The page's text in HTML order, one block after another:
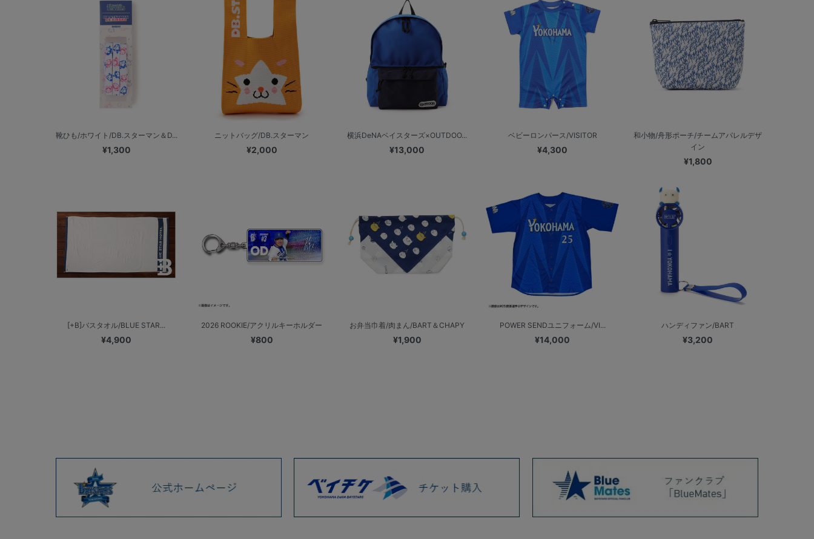
靴ひも/ホワイト/DB.スターマン＆D...
¥1,300
ニットバッグ/DB.スターマン
¥2,000
横浜DeNAベイスターズ×OUTDOO...
¥13,000
ベビーロンパース/VISITOR
¥4,300
和小物/舟形ポーチ/チームアパレルデザ
イン
¥1,800
[+B]バスタオル/BLUE STAR...
¥4,900
2026 ROOKIE/アクリルキーホルダー
¥800
お弁当巾着/肉まん/BART＆CHAPY
¥1,900
POWER SENDユニフォーム/VI...
¥14,000
ハンディファン/BART
¥3,200